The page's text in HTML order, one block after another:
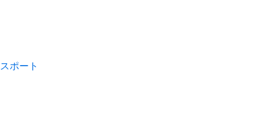
ポート